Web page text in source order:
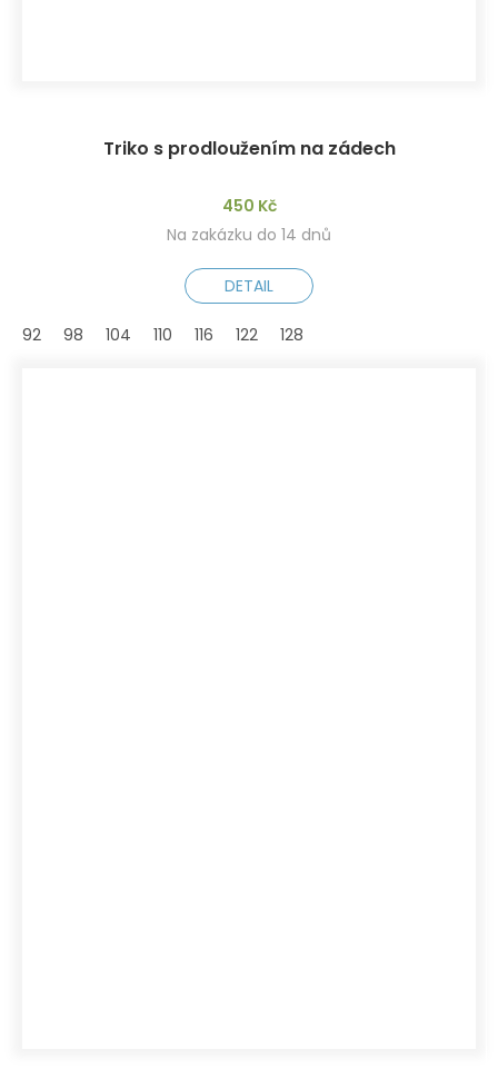
Triko s prodloužením na zádech
450 Kč
Na zakázku do 14 dnů
DETAIL
92 98 104 110 116 122 128